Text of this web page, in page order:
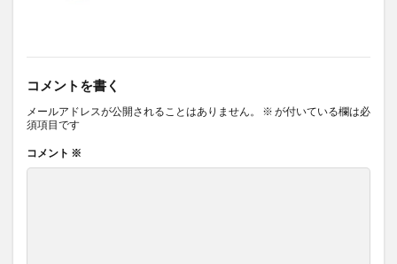
コメントを書く
メールアドレスが公開されることはありません。 ※ が付いている欄は必
須項目です
コメント ※